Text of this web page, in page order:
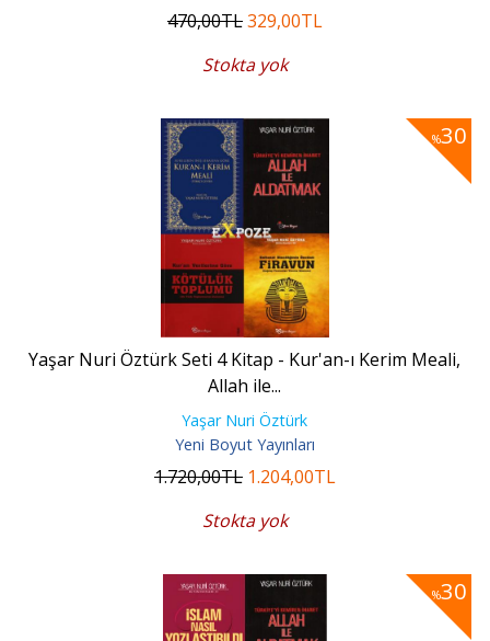
470,00TL329,00TL
Stokta yok
%30
Yaşar Nuri Öztürk Seti 4 Kitap - Kur'an-ı Kerim Meali,
Allah ile...
Yaşar Nuri Öztürk
Yeni Boyut Yayınları
1.720,00TL 1.204,00TL
Stokta yok
%30